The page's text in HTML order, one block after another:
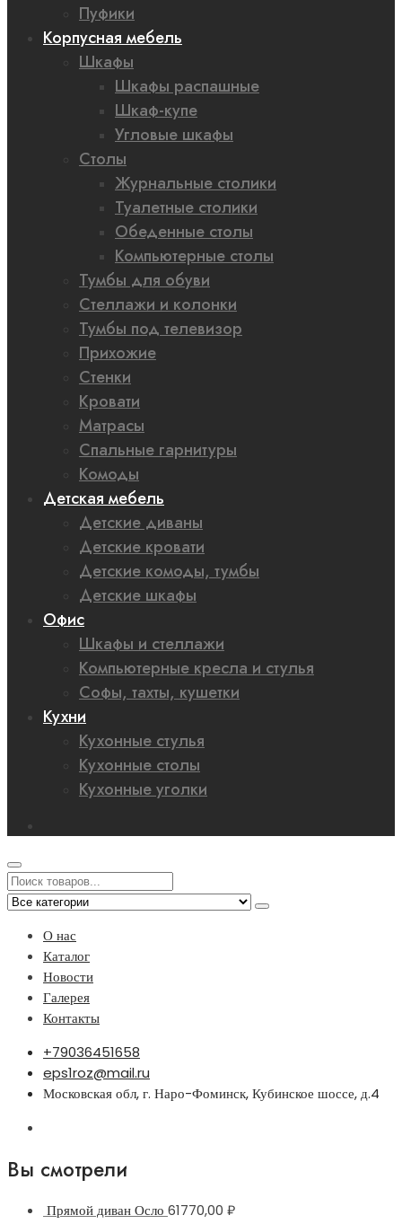
Пуфики
Корпусная мебель
Шкафы
Шкафы распашные
Шкаф-купе
Угловые шкафы
Столы
Журнальные столики
Туалетные столики
Обеденные столы
Компьютерные столы
Тумбы для обуви
Стеллажи и колонки
Тумбы под телевизор
Прихожие
Стенки
Кровати
Матрасы
Спальные гарнитуры
Комоды
Детская мебель
Детские диваны
Детские кровати
Детские комоды, тумбы
Детские шкафы
Офис
Шкафы и стеллажи
Компьютерные кресла и стулья
Софы, тахты, кушетки
Кухни
Кухонные стулья
Кухонные столы
Кухонные уголки
О нас
Каталог
Новости
Галерея
Контакты
+79036451658
eps1roz@mail.ru
Московская обл, г. Наро-Фоминск, Кубинское шоссе, д.4
Вы смотрели
Прямой диван Осло 61770,00 ₽